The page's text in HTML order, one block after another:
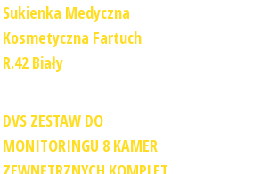
Sukienka Medyczna
Kosmetyczna Fartuch
R.42 Biały
DVS ZESTAW DO
MONITORINGU 8 KAMER